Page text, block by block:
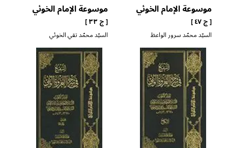
موسوعة الإمام الخوئي
[ ج ٤٧ ]
السيّد محمّد سرور الواعظ
موسوعة الإمام الخوئي
[ ج ٣٣ ]
السيّد محمّد تقي الخوئي